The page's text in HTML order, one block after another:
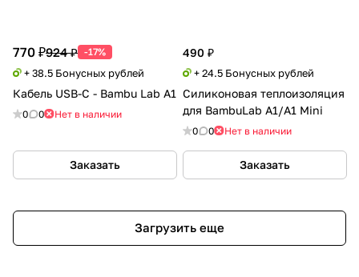
770 ₽924 ₽ -17%
+ 38.5 Бонусных рублей
Кабель USB-C - Bambu Lab A1
0 0 Нет в наличии
Заказать
490 ₽
+ 24.5 Бонусных рублей
Силиконовая теплоизоляция
для BambuLab A1/A1 Mini
0 0 Нет в наличии
Заказать
Загрузить еще